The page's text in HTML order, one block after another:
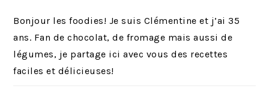
Bonjour les foodies! Je suis Clémentine et j’ai 35
ans. Fan de chocolat, de fromage mais aussi de
légumes, je partage ici avec vous des recettes
faciles et délicieuses!